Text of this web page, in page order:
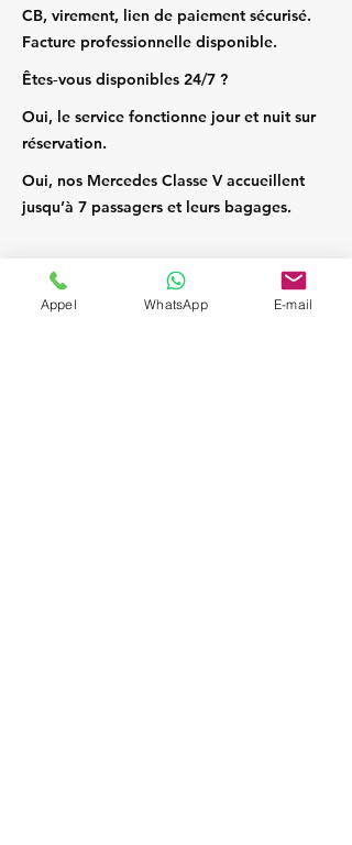
CB, virement, lien de paiement sécurisé.
Facture professionnelle disponible.
Êtes‑vous disponibles 24/7 ?
Oui, le service fonctionne jour et nuit sur
réservation.
Oui, nos Mercedes Classe V accueillent
jusqu’à 7 passagers et leurs bagages.
Appel WhatsApp E-mail